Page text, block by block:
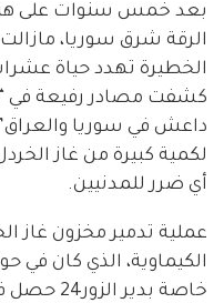
بعد خمس سنوات على
الرقة شرق سوريا،
الخطيرة تهدد حياة
كشفت مصادر رفيعة في “
داعش في سوريا
لكمية كبيرة من غاز
أي ضرر للمدنيين.
عملية تدمير مخزون غاز
الكيماوية، الذي كان في
خاصة